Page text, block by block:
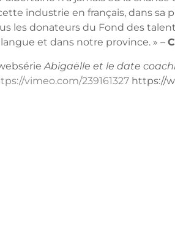
industrie en français, dans
les donateurs du Fond des
et dans notre province. » –
Abigaëlle et le date
vimeo.com/239161327 https://